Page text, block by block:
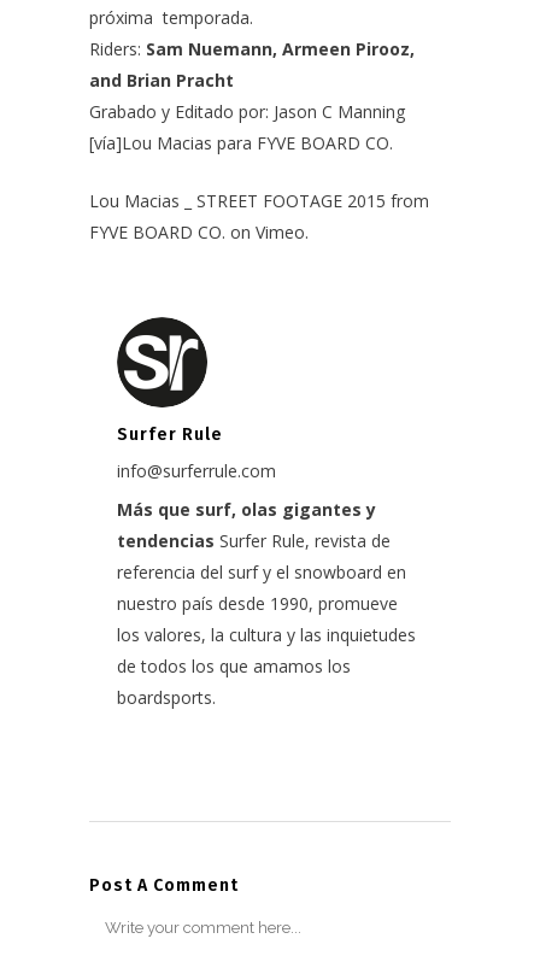
próxima temporada.
Riders: Sam Nuemann, Armeen Pirooz,
and Brian Pracht
Grabado y Editado por: Jason C Manning
[vía]Lou Macias para FYVE BOARD CO.
Lou Macias _ STREET FOOTAGE 2015 from
FYVE BOARD CO. on Vimeo.
Surfer Rule
info@surferrule.com
Más que surf, olas gigantes y
tendencias Surfer Rule, revista de
referencia del surf y el snowboard en
nuestro país desde 1990, promueve
los valores, la cultura y las inquietudes
de todos los que amamos los
boardsports.
Post A Comment